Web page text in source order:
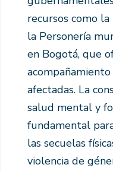
recursos como la
la Personería
en Bogotá, que
afectadas. La
salud mental y
fundamental
las secuelas
violencia de